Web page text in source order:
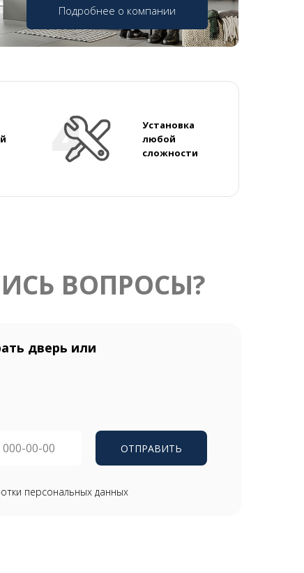
Подробнее о компании
Установка
любой
сложности
ОТПРАВИТЬ
ВОПРОСЫ?
дверь или
персональных данных